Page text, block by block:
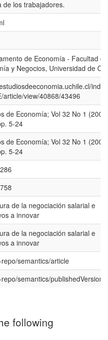
de los trabajadores.
de Economía - Facultad de
y Negocios, Universidad de
article/view/40868/43496
de Economía; Vol 32 No 1
5-24
de Economía; Vol 32 No 1
5-24
de la negociación salarial e
a innovar
de la negociación salarial e
a innovar
semantics/article
semantics/publishedVersion
following